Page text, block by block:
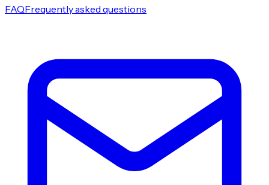
FAQFrequently asked questions